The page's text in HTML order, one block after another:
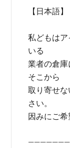
【日本語】
私どもは
いる
業者の倉
そこから
取り寄せ
さい。
因みにご希